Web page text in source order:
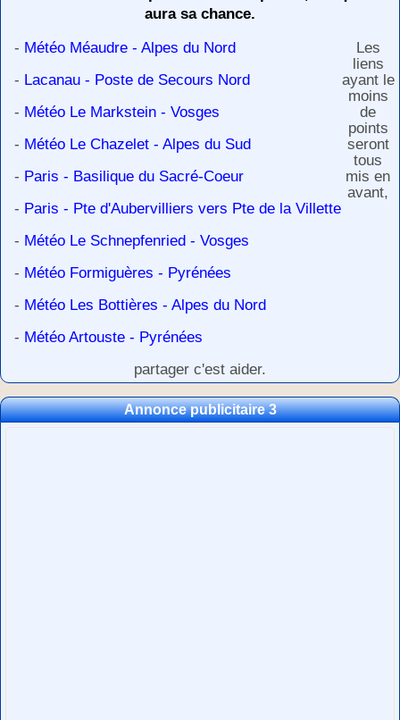
aura sa chance.
- Météo Méaudre - Alpes du Nord
- Lacanau - Poste de Secours Nord
- Météo Le Markstein - Vosges
- Météo Le Chazelet - Alpes du Sud
- Paris - Basilique du Sacré-Coeur
- Paris - Pte d'Aubervilliers vers Pte de la Villette
- Météo Le Schnepfenried - Vosges
- Météo Formiguères - Pyrénées
- Météo Les Bottières - Alpes du Nord
- Météo Artouste - Pyrénées
Les
liens
ayant le
moins
de
points
seront
tous
mis en
avant,
partager c'est aider.
Annonce publicitaire 3